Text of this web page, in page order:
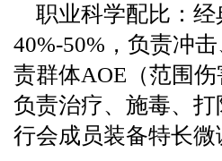
职业科学配比：
40%-50%，负责冲
责群体AOE（范围
负责治疗、施毒、
行会成员装备特长微